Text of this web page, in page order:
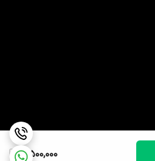
3,500,000